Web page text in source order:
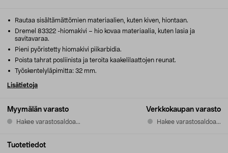
Myymälän varasto
Hakee varastosaldoa...
Verkkokaupan varasto
Hakee varastosaldoa...
Rautaa sisältämättömien materiaalien, kuten kiven, hiontaan.
Dremel 83322 -hiomakivi – hio kovaa materiaalia, kuten lasia ja
savitavaraa.
Pieni pyöristetty hiomakivi piikarbidia.
Poista tahrat posliinista ja teroita kaakelilaattojen reunat.
Työskentelyläpimitta: 32 mm.
Lisätietoja
Tuotetiedot